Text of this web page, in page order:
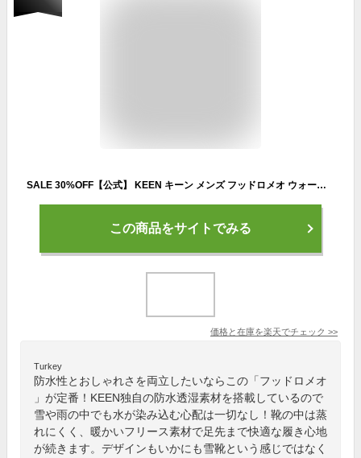
SALE 30%OFF【公式】 KEEN キーン メンズ フッドロメオ ウォータープルーフ HOODROMEO WP ブーツ 防水 冬 ブラック 黒
この商品をサイトでみる
価格と在庫を楽天でチェック >>
Turkey
防水性とおしゃれさを両立したいならこの「フッドロメオ
」が定番！KEEN独自の防水透湿素材を搭載しているので
雪や雨の中でも水が染み込む心配は一切なし！靴の中は蒸
れにくく、暖かいフリース素材で足先まで快適な履き心地
が続きます。デザインもいかにも雪靴という感じではなく